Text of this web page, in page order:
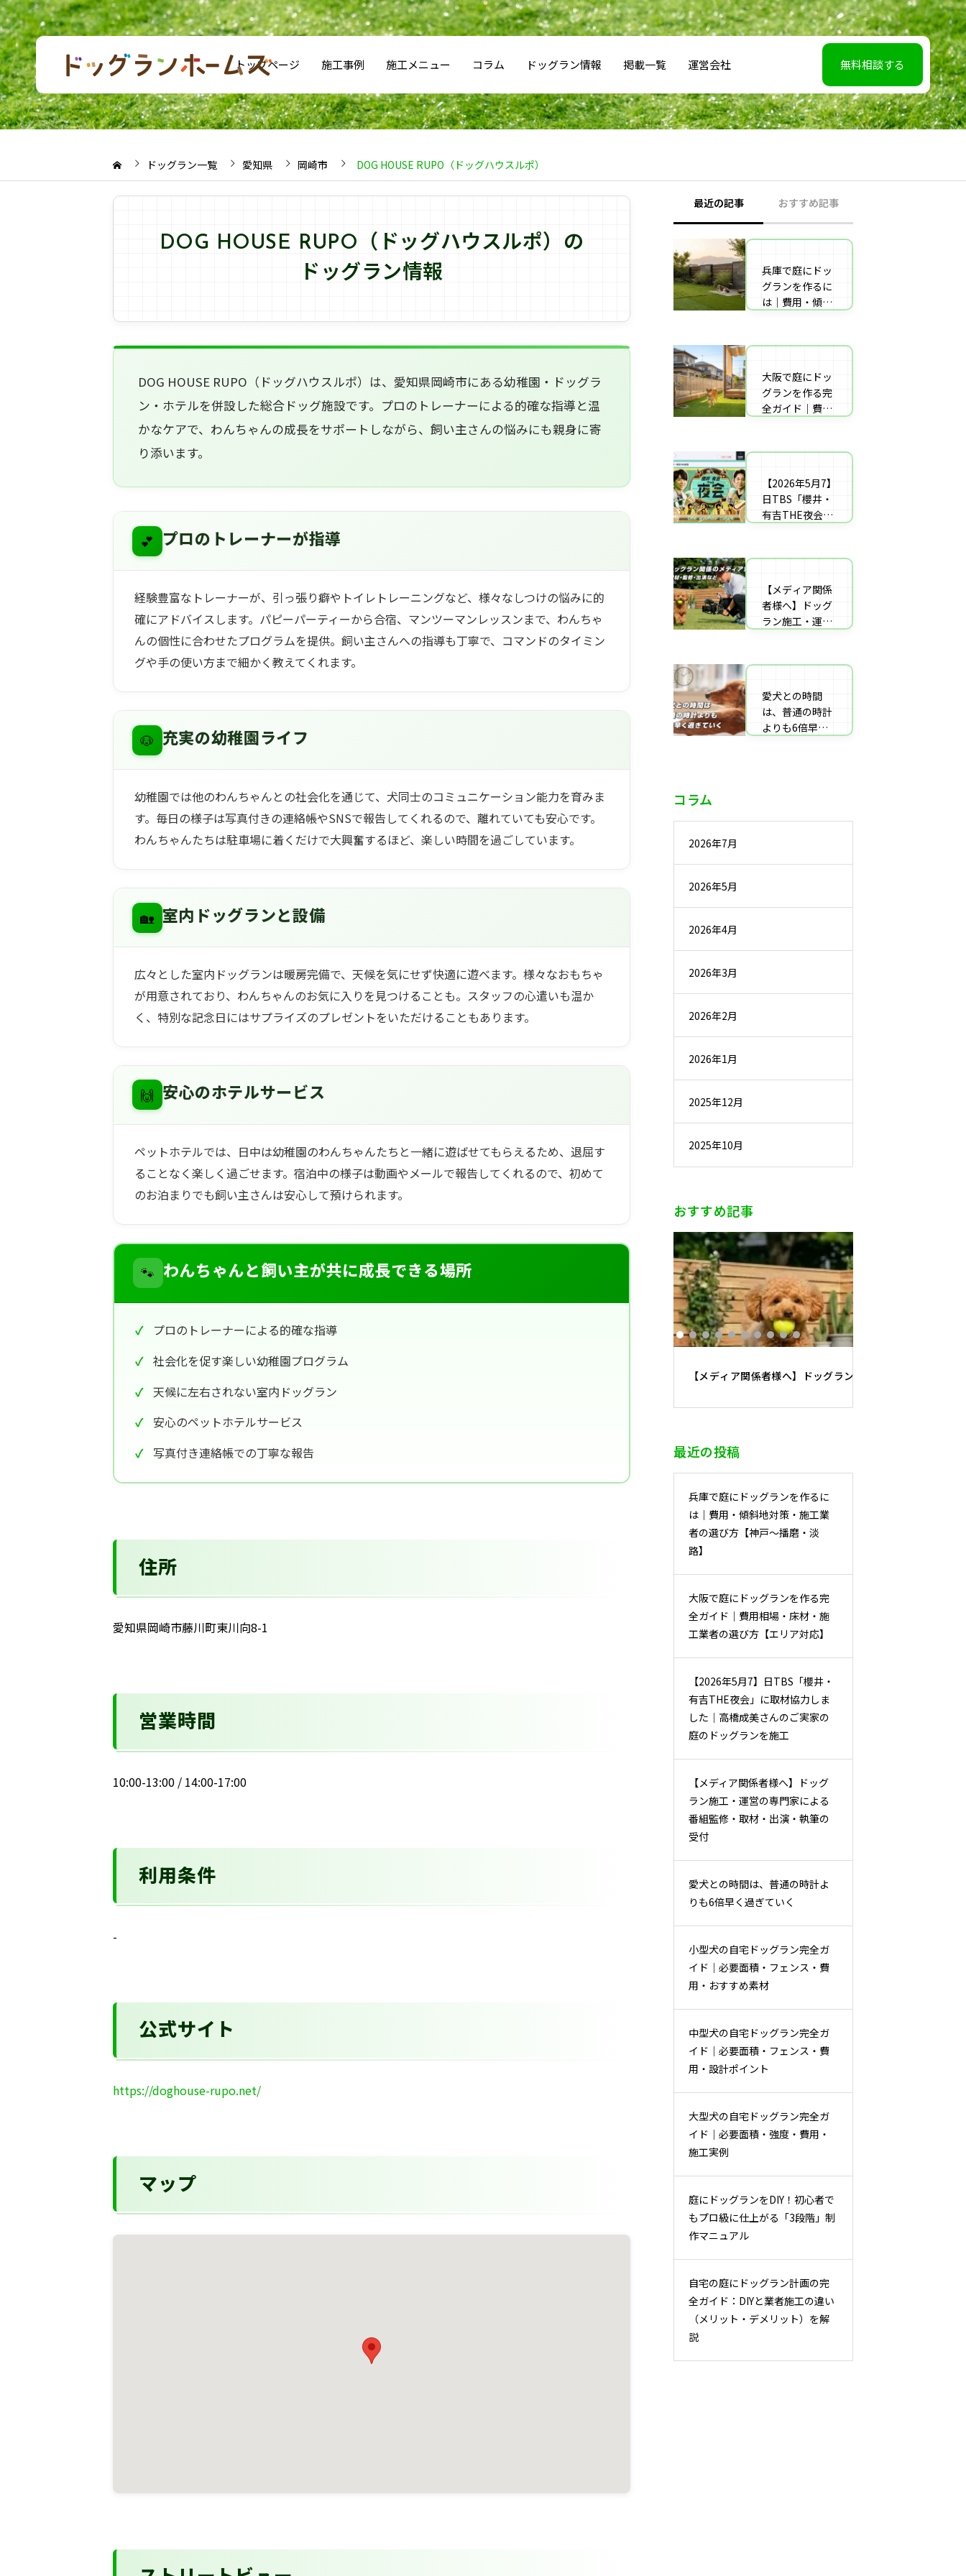
トップページ 施工事例 施工メニュー コラム ドッグラン情報 掲載一覧 運営会社 無料相談する
ドッグラン一覧 愛知県 岡崎市 DOG HOUSE RUPO（ドッグハウスルポ）
DOG HOUSE RUPO（ドッグハウスルポ）の
ドッグラン情報
DOG HOUSE RUPO（ドッグハウスルポ）は、愛知県岡崎市にある幼稚園・ドッグラ
ン・ホテルを併設した総合ドッグ施設です。プロのトレーナーによる的確な指導と温
かなケアで、わんちゃんの成長をサポートしながら、飼い主さんの悩みにも親身に寄
り添います。
💕 プロのトレーナーが指導
経験豊富なトレーナーが、引っ張り癖やトイレトレーニングなど、様々なしつけの悩みに的
確にアドバイスします。パピーパーティーから合宿、マンツーマンレッスンまで、わんちゃ
んの個性に合わせたプログラムを提供。飼い主さんへの指導も丁寧で、コマンドのタイミン
グや手の使い方まで細かく教えてくれます。
🐶 充実の幼稚園ライフ
幼稚園では他のわんちゃんとの社会化を通じて、犬同士のコミュニケーション能力を育みま
す。毎日の様子は写真付きの連絡帳やSNSで報告してくれるので、離れていても安心です。
わんちゃんたちは駐車場に着くだけで大興奮するほど、楽しい時間を過ごしています。
🏡 室内ドッグランと設備
広々とした室内ドッグランは暖房完備で、天候を気にせず快適に遊べます。様々なおもちゃ
が用意されており、わんちゃんのお気に入りを見つけることも。スタッフの心遣いも温か
く、特別な記念日にはサプライズのプレゼントをいただけることもあります。
🙌 安心のホテルサービス
ペットホテルでは、日中は幼稚園のわんちゃんたちと一緒に遊ばせてもらえるため、退屈す
ることなく楽しく過ごせます。宿泊中の様子は動画やメールで報告してくれるので、初めて
のお泊まりでも飼い主さんは安心して預けられます。
🐾 わんちゃんと飼い主が共に成長できる場所
プロのトレーナーによる的確な指導
社会化を促す楽しい幼稚園プログラム
天候に左右されない室内ドッグラン
安心のペットホテルサービス
写真付き連絡帳での丁寧な報告
住所
愛知県岡崎市藤川町東川向8-1
営業時間
10:00-13:00 / 14:00-17:00
利用条件
-
公式サイト
https://doghouse-rupo.net/
マップ
最近の記事 おすすめ記事
兵庫で庭にドッ
グランを作るに
は｜費用・傾斜
戸〜播磨・淡
大阪で庭にドッ
グランを作る完
全ガイド｜費用
【エリア対応】
【2026年5月7】
日TBS「櫻井・
有吉THE夜会」
さんのご実家の
を施工
【メディア関係
者様へ】ドッグ
ラン施工・運営
材・出演・執筆
愛犬との時間
は、普通の時計
よりも6倍早く
【2026年5月7】
日TBS「櫻井・
有吉THE夜会」
さんのご実家の
を施工
庭にドッグラン
をDIY！初心者
でもプロ級に仕
アル
自宅の庭にドッ
グラン計画の完
全ガイド：DIY
デメリット）を
コラム
2026年7月
2026年5月
2026年4月
2026年3月
2026年2月
2026年1月
2025年12月
2025年10月
おすすめ記事
【メディア関係者様へ】ドッグラン施工・運営の専門家
最近の投稿
兵庫で庭にドッグランを作るに
は｜費用・傾斜地対策・施工業
者の選び方【神戸〜播磨・淡
路】
大阪で庭にドッグランを作る完
全ガイド｜費用相場・床材・施
工業者の選び方【エリア対応】
【2026年5月7】日TBS「櫻井・
有吉THE夜会」に取材協力しま
した｜高橋成美さんのご実家の
庭のドッグランを施工
【メディア関係者様へ】ドッグ
ラン施工・運営の専門家による
番組監修・取材・出演・執筆の
受付
愛犬との時間は、普通の時計よ
りも6倍早く過ぎていく
小型犬の自宅ドッグラン完全ガ
イド｜必要面積・フェンス・費
用・おすすめ素材
中型犬の自宅ドッグラン完全ガ
イド｜必要面積・フェンス・費
用・設計ポイント
大型犬の自宅ドッグラン完全ガ
イド｜必要面積・強度・費用・
施工実例
庭にドッグランをDIY！初心者で
もプロ級に仕上がる「3段階」制
作マニュアル
自宅の庭にドッグラン計画の完
全ガイド：DIYと業者施工の違い
（メリット・デメリット）を解
説